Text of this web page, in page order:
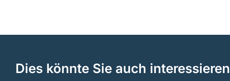
Dies könnte Sie auch interessieren